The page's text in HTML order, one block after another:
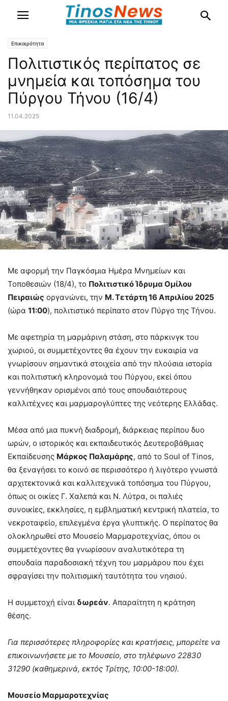
Επικαιρότητα
Πολιτιστικός περίπατος σε
μνημεία και τοπόσημα του
Πύργου Τήνου (16/4)
11.04.2025
Με αφορμή την Παγκόσμια Ημέρα Μνημείων και
Τοποθεσιών (18/4), το Πολιτιστικό Ίδρυμα Ομίλου
Πειραιώς οργανώνει, την Μ. Τετάρτη 16 Απριλίου 2025
(ώρα 11:00), πολιτιστικό περίπατο στον Πύργο της Τήνου.
Με αφετηρία τη μαρμάρινη στάση, στο πάρκινγκ του
χωριού, οι συμμετέχοντες θα έχουν την ευκαιρία να
γνωρίσουν σημαντικά στοιχεία από την πλούσια ιστορία
και πολιτιστική κληρονομιά του Πύργου, εκεί όπου
γεννήθηκαν ορισμένοι από τους σπουδαιότερους
καλλιτέχνες και μαρμαρογλύπτες της νεότερης Ελλάδας.
Μέσα από μια πυκνή διαδρομή, διάρκειας περίπου δυο
ωρών, ο ιστορικός και εκπαιδευτικός Δευτεροβάθμιας
Εκπαίδευσης Μάρκος Παλαμάρης, από το Soul of Tinos,
θα ξεναγήσει το κοινό σε περισσότερο ή λιγότερο γνωστά
αρχιτεκτονικά και καλλιτεχνικά τοπόσημα του Πύργου,
όπως οι οικίες Γ. Χαλεπά και Ν. Λύτρα, οι παλιές
συνοικίες, εκκλησίες, η εμβληματική κεντρική πλατεία, το
νεκροταφείο, επιλεγμένα έργα γλυπτικής. Ο περίπατος θα
ολοκληρωθεί στο Μουσείο Μαρμαροτεχνίας, όπου οι
συμμετέχοντες θα γνωρίσουν αναλυτικότερα τη
σπουδαία παραδοσιακή τέχνη του μαρμάρου που έχει
σφραγίσει την πολιτισμική ταυτότητα του νησιού.
Η συμμετοχή είναι δωρεάν. Απαραίτητη η κράτηση
θέσης.
Για περισσότερες πληροφορίες και κρατήσεις, μπορείτε να
επικοινωνήσετε με το Μουσείο, στο τηλέφωνο 22830
31290 (καθημερινά, εκτός Τρίτης, 10:00-18:00).
Μουσείο Μαρμαροτεχνίας